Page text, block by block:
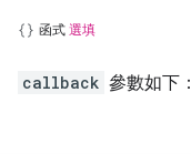
函式 選填
callback 參數如下：